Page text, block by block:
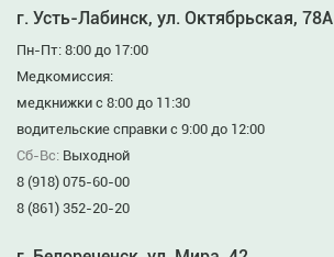
г. Усть-Лабинск, ул. Октябрьская, 78А
Пн-Пт: 8:00 до 17:00
Медкомиссия:
медкнижки с 8:00 до 11:30
водительские справки с 9:00 до 12:00
Сб-Вс: Выходной
8 (918) 075-60-00
8 (861) 352-20-20